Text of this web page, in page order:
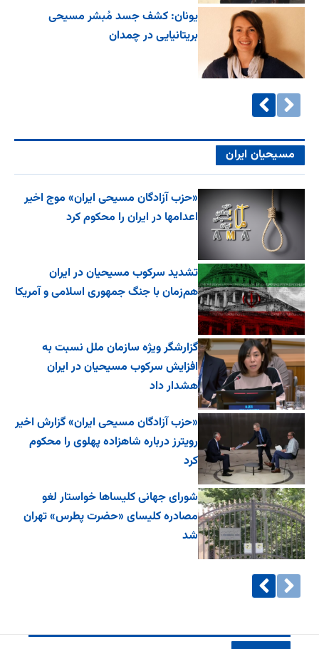
یونان: کشف جسد مُبشر مسیحی
بریتانیایی در چمدان
مسیحیان ایران
«حزب آزادگان مسیحی ایران» موج اخیر
اعدامها در ایران را محکوم کرد
تشدید سرکوب مسیحیان در ایران
هم‌زمان با جنگ جمهوری اسلامی و آمریکا
گزارشگر ویژه سازمان ملل نسبت به
افزایش سرکوب مسیحیان در ایران
هشدار داد
«حزب آزادگان مسیحی ایران» گزارش اخیر
رویترز درباره شاهزاده پهلوی را محکوم
کرد
شورای جهانی کلیساها خواستار لغو
مصادره کلیسای «حضرت پطرس» تهران
شد